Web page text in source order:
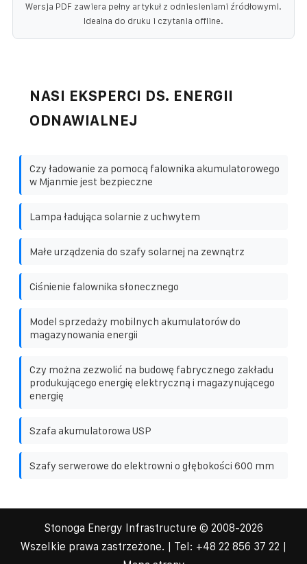
Wersja PDF zawiera pełny artykuł z odniesieniami źródłowymi.
Idealna do druku i czytania offline.
NASI EKSPERCI DS. ENERGII
ODNAWIALNEJ
Czy ładowanie za pomocą falownika akumulatorowego
w Mjanmie jest bezpieczne
Lampa ładująca solarnie z uchwytem
Małe urządzenia do szafy solarnej na zewnątrz
Ciśnienie falownika słonecznego
Model sprzedaży mobilnych akumulatorów do
magazynowania energii
Czy można zezwolić na budowę fabrycznego zakładu
produkującego energię elektryczną i magazynującego
energię
Szafa akumulatorowa USP
Szafy serwerowe do elektrowni o głębokości 600 mm
Stonoga Energy Infrastructure © 2008-2026
Wszelkie prawa zastrzeżone. | Tel: +48 22 856 37 22